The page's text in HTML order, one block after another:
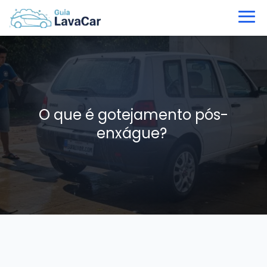
O que é gotejamento pós-
enxágue?